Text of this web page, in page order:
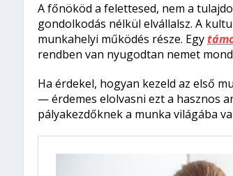
A főnököd a felettesed, nem a
gondolkodás nélkül elvállalsz. A
munkahelyi működés része. Egy
rendben van nyugodtan nemet
Ha érdekel, hogyan kezeld az első
— érdemes elolvasni ezt a hasznos
pályakezdőknek a munka világába